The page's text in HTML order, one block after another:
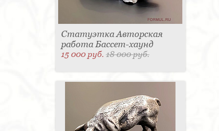
Статуэтка Авторская
работа Бассет-хаунд
15 000 руб.18 000 руб.